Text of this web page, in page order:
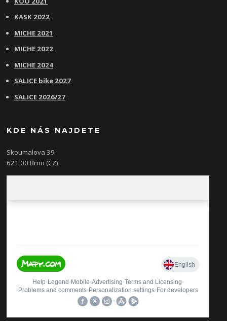
KASK 2022
MICHE 2021
MICHE 2022
MICHE 2024
SALICE bike 2027
SALICE 2026/27
KDE NÁS NAJDETE
Skoumalova 39
621 00 Brno (CZ)